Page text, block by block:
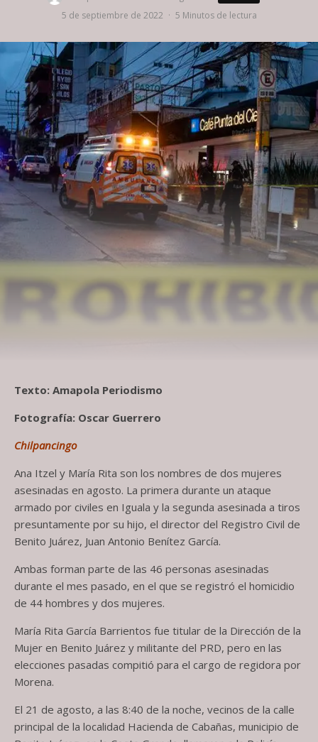
5 de septiembre de 2022 · 5 Minutos de lectura
Texto: Amapola Periodismo
Fotografía: Oscar Guerrero
Chilpancingo
Ana Itzel y María Rita son los nombres de dos mujeres
asesinadas en agosto. La primera durante un ataque
armado por civiles en Iguala y la segunda asesinada a tiros
presuntamente por su hijo, el director del Registro Civil de
Benito Juárez, Juan Antonio Benítez García.
Ambas forman parte de las 46 personas asesinadas
durante el mes pasado, en el que se registró el homicidio
de 44 hombres y dos mujeres.
María Rita García Barrientos fue titular de la Dirección de la
Mujer en Benito Juárez y militante del PRD, pero en las
elecciones pasadas compitió para el cargo de regidora por
Morena.
El 21 de agosto, a las 8:40 de la noche, vecinos de la calle
principal de la localidad Hacienda de Cabañas, municipio de